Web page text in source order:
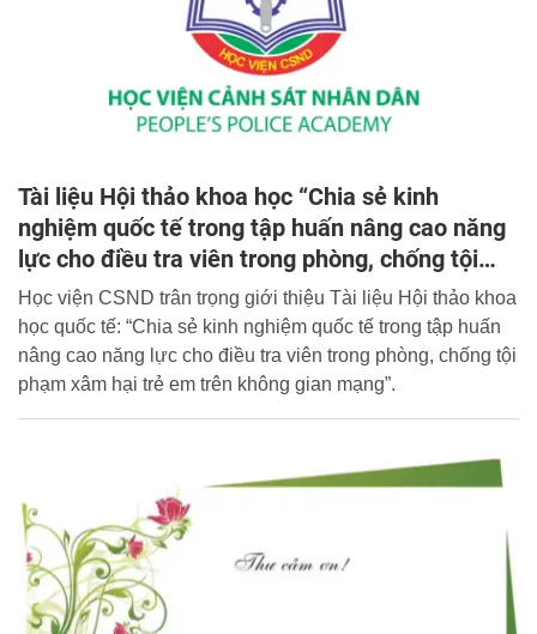
chức thẩm định giá tài sản, cụ thể như sau:
Tài liệu Hội thảo khoa học “Chia sẻ kinh
nghiệm quốc tế trong tập huấn nâng cao năng
lực cho điều tra viên trong phòng, chống tội
phạm xâm hại trẻ em trên không gian mạng”
Học viện CSND trân trọng giới thiệu Tài liệu Hội thảo khoa
học quốc tế: “Chia sẻ kinh nghiệm quốc tế trong tập huấn
nâng cao năng lực cho điều tra viên trong phòng, chống tội
phạm xâm hại trẻ em trên không gian mạng”.